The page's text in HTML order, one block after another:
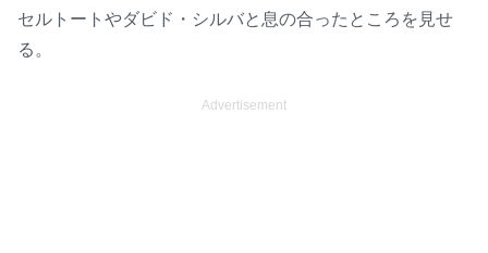
セルトートやダビド・シルバと息の合ったところを見せ
る。
Advertisement